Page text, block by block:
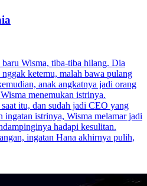
Wisma, tiba-tiba hilang. Dia
ketemu, malah bawa pulang
anak angkatnya jadi orang
menemukan istrinya.
itu, dan sudah jadi CEO yang
istrinya, Wisma melamar jadi
hadapi kesulitan.
ingatan Hana akhirnya pulih,